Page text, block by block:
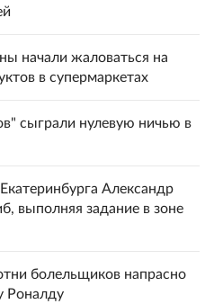
начали жаловаться на
в супермаркетах
сыграли нулевую ничью в
Александр
выполняя задание в зоне
болельщиков напрасно
Роналду